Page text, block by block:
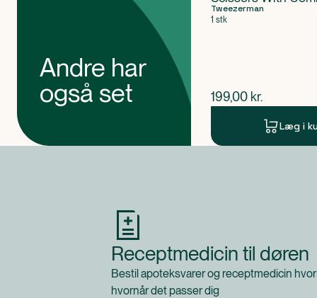
Andre har
også set
Tweezerman
1 stk
$nuværende pris
199,00 kr.
Læg i
Receptmedicin til døren
Bestil apoteksvarer og receptmedicin
hvornår det passer dig